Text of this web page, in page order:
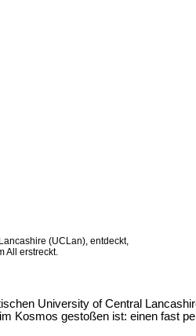
(UCLan), entdeckt,
All erstreckt.
University of Central
Kosmos gestoßen ist: einen fast